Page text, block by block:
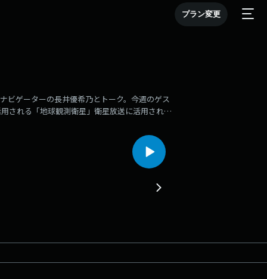
プラン変更
ビゲーターの長井優希乃とトーク。今週のゲス
される「地球観測衛星」衛星放送に活用される